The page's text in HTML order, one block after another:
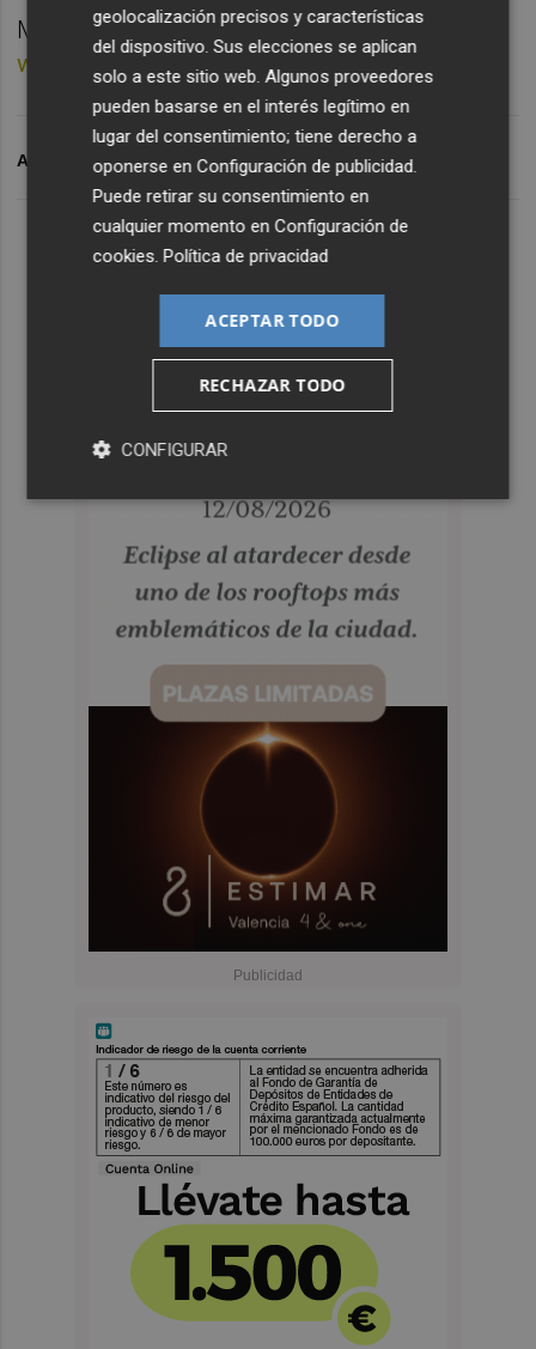
Más información e inscripciones en:
www.ibizamarathon.com
ARCHIVADO EN SANTA EULARIA MARATHON
geolocalización precisos y características
del dispositivo. Sus elecciones se aplican
solo a este sitio web. Algunos proveedores
pueden basarse en el interés legítimo en
lugar del consentimiento; tiene derecho a
oponerse enConfiguración de publicidad.
Puede retirar su consentimiento en
cualquier momento enConfiguración de
cookies.Política de privacidad
ACEPTAR TODO
RECHAZAR TODO
CONFIGURAR